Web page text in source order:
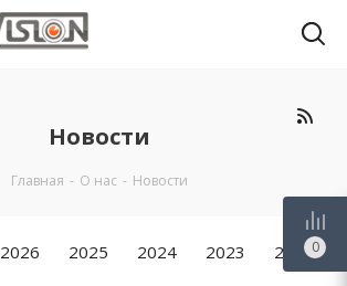
Новости
Главная - О нас - Новости
2026 2025 2024 2023 20220